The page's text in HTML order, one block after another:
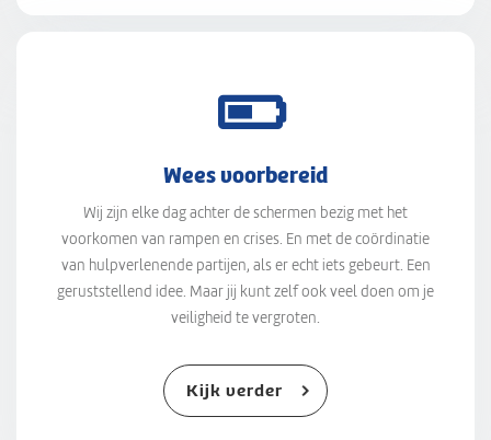
Wees voorbereid
Wij zijn elke dag achter de schermen bezig met het
voorkomen van rampen en crises. En met de coördinatie
van hulpverlenende partijen, als er echt iets gebeurt. Een
geruststellend idee. Maar jij kunt zelf ook veel doen om je
veiligheid te vergroten.
Kijk verder